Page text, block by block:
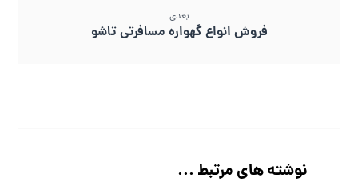
بعدی
فروش انواع گهواره مسافرتی تاشو
نوشته های مرتبط ...